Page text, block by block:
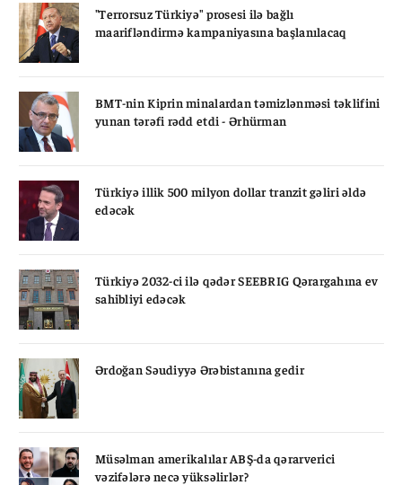
"Terrorsuz Türkiyə" prosesi ilə bağlı
maarifləndirmə kampaniyasına başlanılacaq
BMT-nin Kiprin minalardan təmizlənməsi təklifini
yunan tərəfi rədd etdi - Ərhürman
Türkiyə illik 500 milyon dollar tranzit gəliri əldə
edəcək
Türkiyə 2032-ci ilə qədər SEEBRIG Qərargahına ev
sahibliyi edəcək
Ərdoğan Səudiyyə Ərəbistanına gedir
Müsəlman amerikalılar ABŞ-da qərarverici
vəzifələrə necə yüksəlirlər?